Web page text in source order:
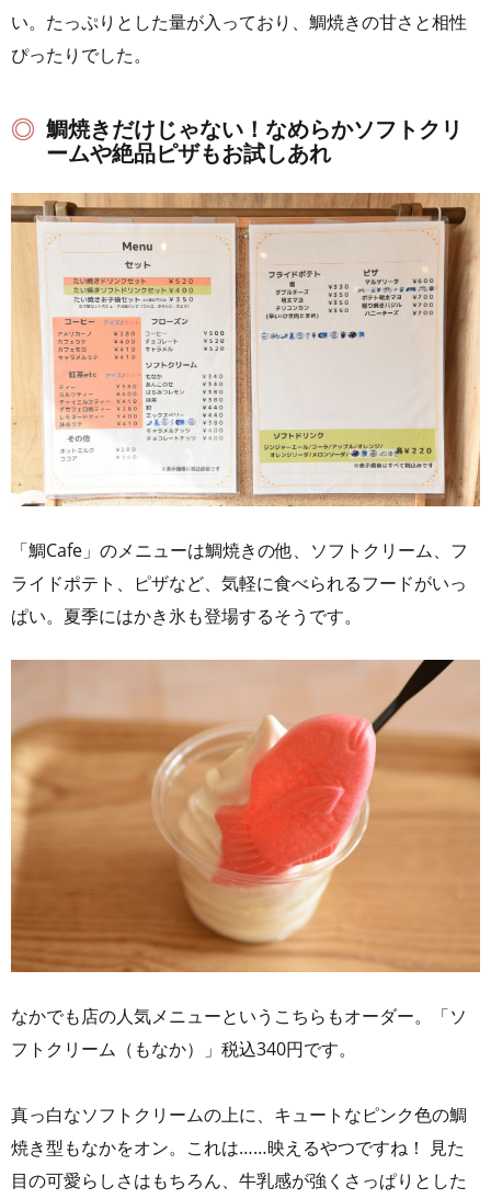
い。たっぷりとした量が入っており、鯛焼きの甘さと相性
ぴったりでした。
鯛焼きだけじゃない！なめらかソフトクリ
ームや絶品ピザもお試しあれ
「鯛Cafe」のメニューは鯛焼きの他、ソフトクリーム、フ
ライドポテト、ピザなど、気軽に食べられるフードがいっ
ぱい。夏季にはかき氷も登場するそうです。
なかでも店の人気メニューというこちらもオーダー。「ソ
フトクリーム（もなか）」税込340円です。
真っ白なソフトクリームの上に、キュートなピンク色の鯛
焼き型もなかをオン。これは……映えるやつですね！ 見た
目の可愛らしさはもちろん、牛乳感が強くさっぱりとした